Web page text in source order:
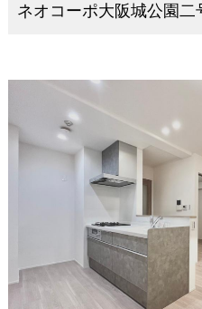
ネオコーポ大阪城公園